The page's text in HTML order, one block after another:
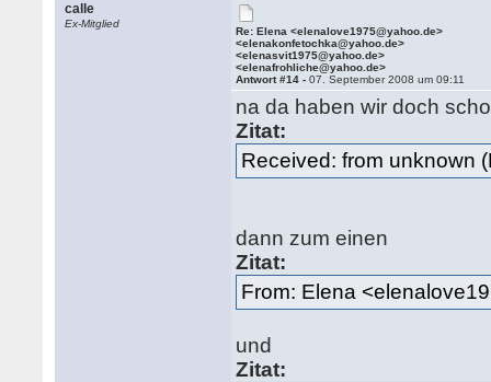
calle
Ex-Mitglied
Re: Elena <elenalove1975@yahoo.de>
<elenakonfetochka@yahoo.de>
<elenasvit1975@yahoo.de>
<elenafrohliche@yahoo.de>
Antwort #14 -07. September 2008 um 09:11
na da haben wir doch
Zitat:
Received: from unknown
dann zum einen
Zitat:
From: Elena
und
Zitat: